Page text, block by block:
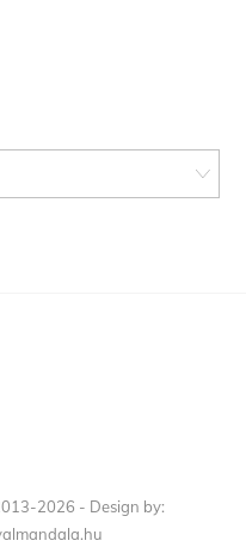
2026 - Design by: